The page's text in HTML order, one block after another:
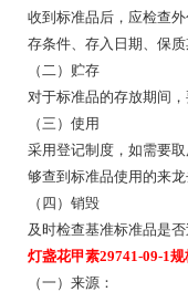
收到标准品后，应检查
存条件、存入日期、保
（二）贮存
对于标准品的存放期间
（三）使用
采用登记制度，如需要
够查到标准品使用的来
（四）销毁
及时检查基准标准品是
灯盏花甲素29741-09-1规
（一）来源：